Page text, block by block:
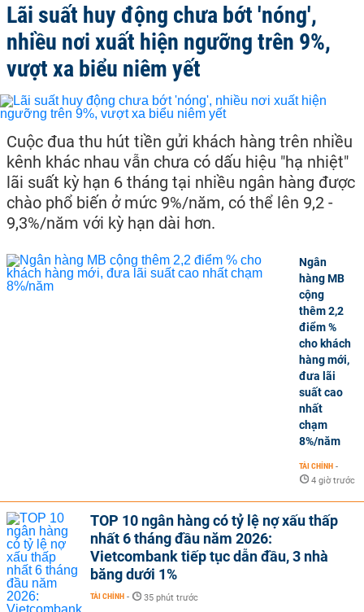
Lãi suất huy động chưa bớt 'nóng',
nhiều nơi xuất hiện ngưỡng trên 9%,
vượt xa biểu niêm yết
Cuộc đua thu hút tiền gửi khách hàng trên nhiều
kênh khác nhau vẫn chưa có dấu hiệu "hạ nhiệt"
lãi suất kỳ hạn 6 tháng tại nhiều ngân hàng được
chào phổ biến ở mức 9%/năm, có thể lên 9,2 -
9,3%/năm với kỳ hạn dài hơn.
Ngân
hàng MB
cộng
thêm 2,2
điểm %
cho khách
hàng mới,
đưa lãi
suất cao
nhất
chạm
8%/năm
TÀI CHÍNH -
4 giờ trước
TOP 10 ngân hàng có tỷ lệ nợ xấu thấp
nhất 6 tháng đầu năm 2026:
Vietcombank tiếp tục dẫn đầu, 3 nhà
băng dưới 1%
TÀI CHÍNH - 35 phút trước